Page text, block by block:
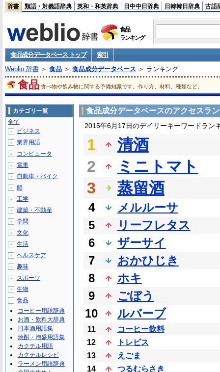
辞書 類語・対義語辞典 英和・和英辞典 日中中日辞典 日韓韓日辞典 古語
食品
ランキング
食品成分データベース トップ
索引
Weblio 辞書＞ 食品＞ 食品成分データベース ＞ ランキング
食品 食べ物や飲み物に関する予備知識です。作り方、材料、種類など。
食品成分データベースのアクセスラ
2015年6月17日のデイリーキーワードラン
1
清酒
2
ミニトマト
3
蒸留酒
4
メルルーサ
5
リーフレタス
6
ザーサイ
7
おかひじき
8
ホキ
9
ごぼう
10
ルバーブ
11
コーヒー飲料
12
トレビス
13
えごま
14
つるむらさき
カテゴリ一覧
全て
＋ ビジネス
＋ 業界用語
＋ コンピュータ
＋ 電車
＋ 自動車・バイク
＋ 船
＋ 工学
＋ 建築・不動産
＋ 学問
＋ 文化
＋ 生活
＋ ヘルスケア
＋ 趣味
＋ スポーツ
＋ 生物
－
食品
コーヒー用語辞典
お酒・飲料大辞典
日本酒用語集
焼酎・泡盛用語集
カクテル用語
カクテルレシピ
ラーメン用語辞典